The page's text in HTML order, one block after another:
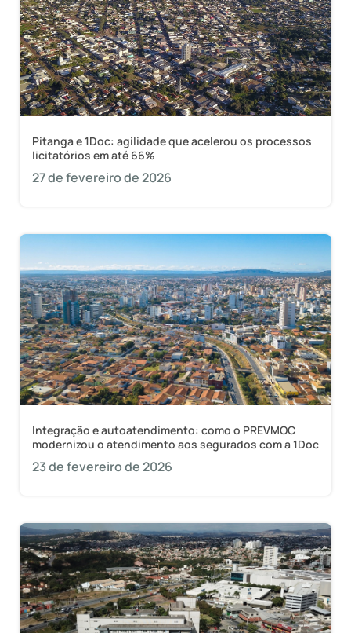
Pitanga e 1Doc: agilidade que acelerou os processos
licitatórios em até 66%
27 de fevereiro de 2026
Integração e autoatendimento: como o PREVMOC
modernizou o atendimento aos segurados com a 1Doc
23 de fevereiro de 2026